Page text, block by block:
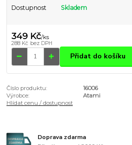
Dostupnost Skladem
349 Kč/ks
288 Kč bez DPH
Přidat do košíku
Číslo produktu:
16006
Výrobce:
Atami
Hlídat cenu / dostupnost
Doprava zdarma